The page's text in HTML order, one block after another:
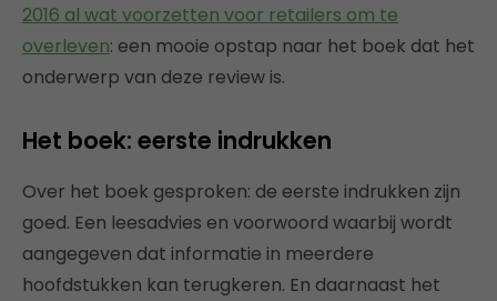
2016 al wat voorzetten voor retailers om te
overleven: een mooie opstap naar het boek dat het
onderwerp van deze review is.
Het boek: eerste indrukken
Over het boek gesproken: de eerste indrukken zijn
goed. Een leesadvies en voorwoord waarbij wordt
aangegeven dat informatie in meerdere
hoofdstukken kan terugkeren. En daarnaast het